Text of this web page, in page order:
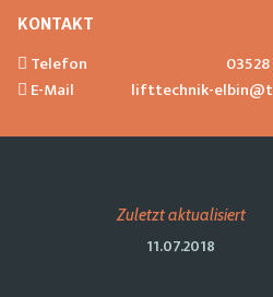
KONTAKT
Telefon
E-Mail
lifttechnik-
Zuletzt aktualisiert
11.07.2018